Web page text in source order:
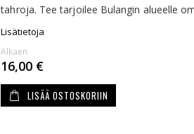
tahroja. Tee tarjoilee Bulangin alueelle
Lisätietoja
Alkaen
16,00 €
LISÄÄ OSTOSKORIIN